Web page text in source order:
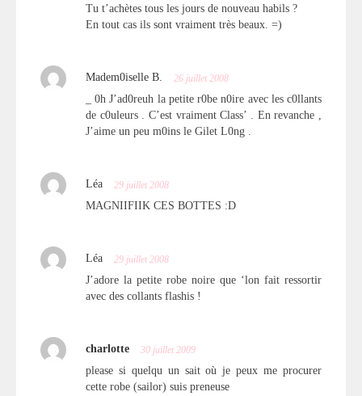
Tu t’achètes tous les jours de nouveau habils ?
En tout cas ils sont vraiment très beaux. =)
Madem0iselle B. 26 juillet 2008
_ 0h J’ad0reuh la petite r0be n0ire avec les c0llants
de c0uleurs . C’est vraiment Class’ . En revanche ,
J’aime un peu m0ins le Gilet L0ng .
Léa 29 juillet 2008
MAGNIIFIIK CES BOTTES :D
Léa 29 juillet 2008
J’adore la petite robe noire que ‘lon fait ressortir
avec des collants flashis !
charlotte 30 juillet 2009
please si quelqu un sait où je peux me procurer
cette robe (sailor) suis preneuse